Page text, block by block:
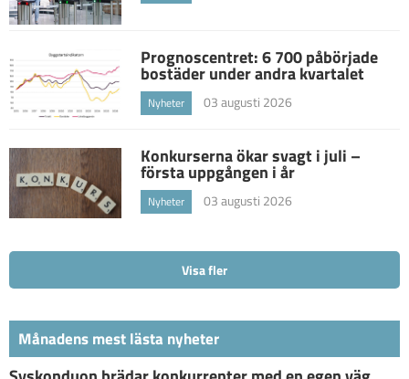
Prognoscentret: 6 700 påbörjade
bostäder under andra kvartalet
Nyheter 03 augusti 2026
Konkurserna ökar svagt i juli –
första uppgången i år
Nyheter 03 augusti 2026
Visa fler
Månadens mest lästa nyheter